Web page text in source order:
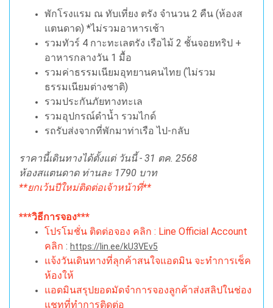
พักโรงแรม ณ ทับเที่ยง ตรัง จำนวน 2 คืน (ห้องส
แตนดาด) *ไม่รวมอาหารเช้า
รวมทัวร์ 4 กาะทะเลตรัง เรือไม้ 2 ชั้นจอยทริป +
อาหารกลางวัน 1 มื้อ
รวมค่าธรรมเนียมอุทยานคนไทย (ไม่รวม
ธรรมเนียมต่างชาติ)
รวมประกันภัยทางทะเล
รวมอุปกรณ์ดำน้ำ รวมไกด์
รถรับส่งจากที่พักมาท่าเรือ ไป-กลับ
ราคานี้เดินทางได้ตั้งแต่ วันนี้ - 31 ตค. 2568
ห้องสแตนดาด ท่านละ 1790 บาท
**ยกเว้นปีใหม่ติดต่อเจ้าหน้าที่**
***วิธีการจอง***
โปรโมชั่น ติดต่อจอง คลิก : Line Official Account
คลิก : https://lin.ee/kU3VEv5
แจ้งวันเดินทางที่ลุกค้าสนใจแอดมิน จะทำการเช็ค
ห้องให้
แอดมินสรุปยอดมัดจำการจองลูกค้าส่งสลิปในช่อง
แชทที่ทำการติดต่อ